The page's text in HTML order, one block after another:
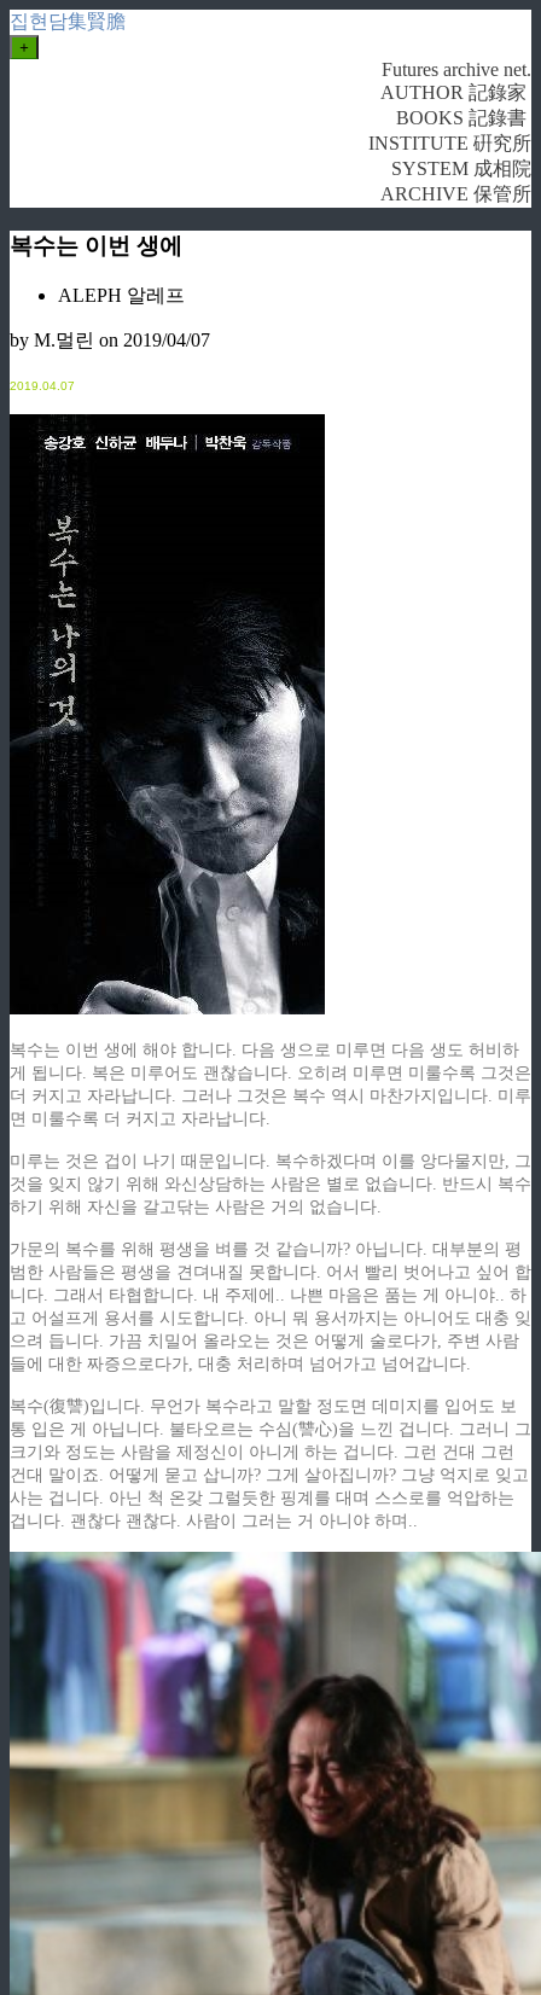
집현담集賢膽
+
Futures archive net.
AUTHOR 記錄家
BOOKS 記錄書
INSTITUTE 硏究所
SYSTEM 成相院
ARCHIVE 保管所
복수는 이번 생에
ALEPH 알레프
by M.멀린 on 2019/04/07
2019.04.07
복수는 이번 생에 해야 합니다. 다음 생으로 미루면 다음 생도 허비하
게 됩니다. 복은 미루어도 괜찮습니다. 오히려 미루면 미룰수록 그것은
더 커지고 자라납니다. 그러나 그것은 복수 역시 마찬가지입니다. 미루
면 미룰수록 더 커지고 자라납니다.
미루는 것은 겁이 나기 때문입니다. 복수하겠다며 이를 앙다물지만, 그
것을 잊지 않기 위해 와신상담하는 사람은 별로 없습니다. 반드시 복수
하기 위해 자신을 갈고닦는 사람은 거의 없습니다.
가문의 복수를 위해 평생을 벼를 것 같습니까? 아닙니다. 대부분의 평
범한 사람들은 평생을 견뎌내질 못합니다. 어서 빨리 벗어나고 싶어 합
니다. 그래서 타협합니다. 내 주제에.. 나쁜 마음은 품는 게 아니야.. 하
고 어설프게 용서를 시도합니다. 아니 뭐 용서까지는 아니어도 대충 잊
으려 듭니다. 가끔 치밀어 올라오는 것은 어떻게 술로다가, 주변 사람
들에 대한 짜증으로다가, 대충 처리하며 넘어가고 넘어갑니다.
복수(復讐)입니다. 무언가 복수라고 말할 정도면 데미지를 입어도 보
통 입은 게 아닙니다. 불타오르는 수심(讐心)을 느낀 겁니다. 그러니 그
크기와 정도는 사람을 제정신이 아니게 하는 겁니다. 그런 건대 그런
건대 말이죠. 어떻게 묻고 삽니까? 그게 살아집니까? 그냥 억지로 잊고
사는 겁니다. 아닌 척 온갖 그럴듯한 핑계를 대며 스스로를 억압하는
겁니다. 괜찮다 괜찮다. 사람이 그러는 거 아니야 하며..